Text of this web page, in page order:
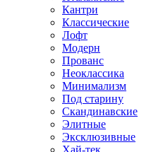
Кантри
Классические
Лофт
Модерн
Прованс
Неоклассика
Минимализм
Под старину
Скандинавские
Элитные
Эксклюзивные
Хай-тек